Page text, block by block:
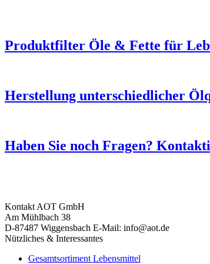
Produktfilter Öle & Fette für
Herstellung unterschiedlicher
Haben Sie noch Fragen?
Kontakt AOT GmbH
Am Mühlbach 38
D-87487 Wiggensbach E-Mail: info@aot.de
Nützliches & Interessantes
Gesamtsortiment Lebensmittel